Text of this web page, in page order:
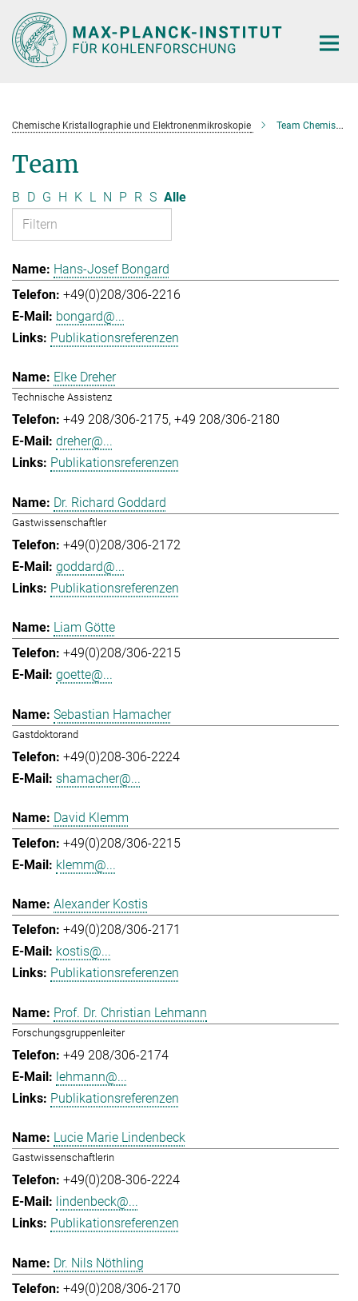
Hauptinhalt
Chemische Kristallographie und Elektronenmikroskopie Team Chemische Kristallographie und Elektronenmikroskopie
Team
B D G H K L N P R S Alle
Hans-Josef Bongard
+49(0)208/306-2216
bongard@...
Publikationsreferenzen
Elke Dreher
Technische Assistenz
+49 208/306-2175 +49 208/306-2180
dreher@...
Publikationsreferenzen
Dr. Richard Goddard
Gastwissenschaftler
+49(0)208/306-2172
goddard@...
Publikationsreferenzen
Liam Götte
+49(0)208/306-2215
goette@...
Sebastian Hamacher
Gastdoktorand
+49(0)208-306-2224
shamacher@...
David Klemm
+49(0)208/306-2215
klemm@...
Alexander Kostis
+49(0)208/306-2171
kostis@...
Publikationsreferenzen
Prof. Dr. Christian Lehmann
Forschungsgruppenleiter
+49 208/306-2174
lehmann@...
Publikationsreferenzen
Lucie Marie Lindenbeck
Gastwissenschaftlerin
+49(0)208-306-2224
lindenbeck@...
Publikationsreferenzen
Dr. Nils Nöthling
+49(0)208/306-2170